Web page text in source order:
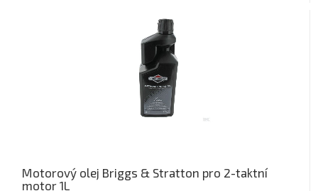
Motorový olej Briggs & Stratton pro 2-taktní
motor 1L